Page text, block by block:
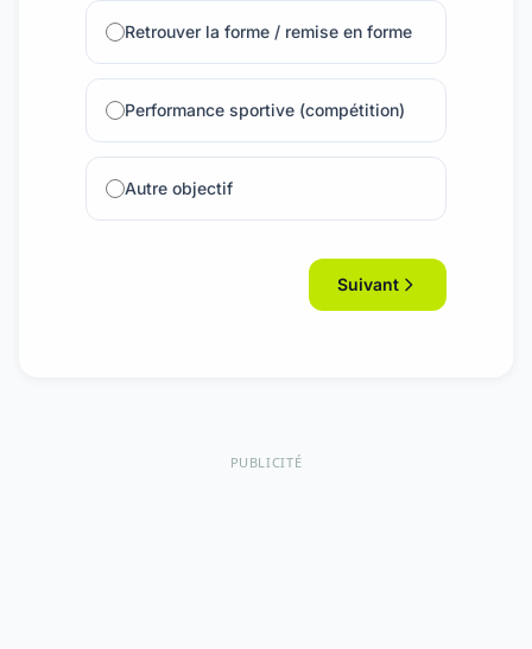
Retrouver la forme / remise en forme
Performance sportive (compétition)
Autre objectif
Suivant
PUBLICITÉ